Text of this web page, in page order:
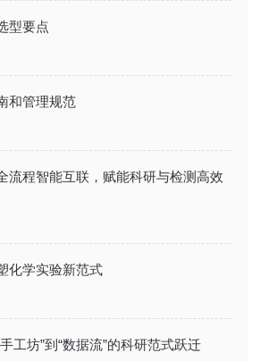
型要点
和管理规范
程智能互联，赋能科研与检测高效
化学实验新范式
工坊”到“数据流”的科研范式跃迁